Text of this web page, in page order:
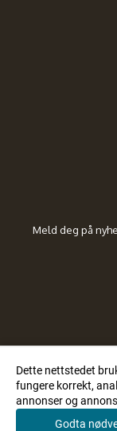
Meld deg på
Dette nettstedet
fungere korrekt,
annonser og
Godta